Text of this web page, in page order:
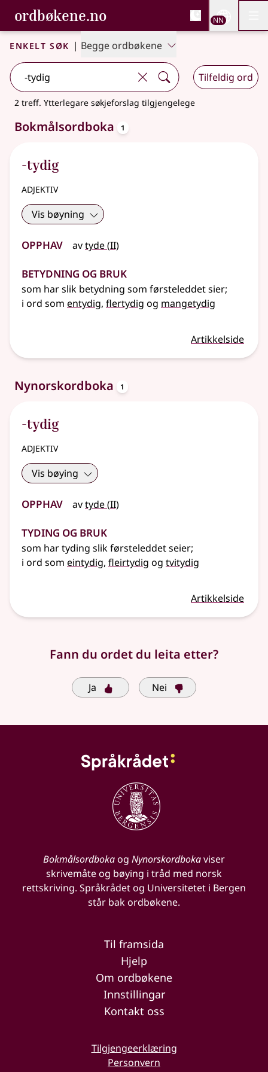
Gå til hovudinnhald
Tilgjenge
ordbøkene.no, Bokmålsordboka og
Bokmålsordboka og Nynorskordboka
NN
Enkelt søk | Begge ordbøkene
Tilfeldig ord
2 treff. Ytterlegare søkjeforslag tilgjengelege
Bokmålsordboka 1
-tydig
adjektiv
Vis bøyning
Opphav avtyde(2
II)
Betydning og bruk
som har slik betydning som førsteleddet sier;
i ord som entydig, flertydig og mangetydig
Artikkelside
Nynorskordboka 1
-tydig
adjektiv
Vis bøying
Opphav avtyde(2
II)
Tyding og bruk
som har tyding slik førsteleddet seier;
i ord som eintydig, fleirtydig og tvitydig
Artikkelside
Fann du ordet du leita etter?
Ja Nei
Bokmålsordbokaog Nynorskordbokaviser
skrivemåte og bøying i tråd med norsk
rettskriving. Språkrådet og Universitetet i Bergen
står bak ordbøkene.
Til framsida
Hjelp
Om ordbøkene
Innstillingar
Kontakt oss
Tilgjengeerklæring
Personvern